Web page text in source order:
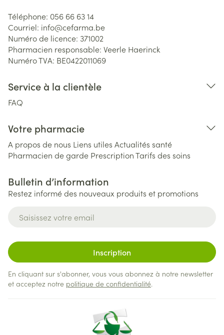
Téléphone: 056 66 63 14
Courriel: info@cefarma.be
Numéro de licence: 371002
Pharmacien responsable: Veerle Haerinck
Numéro TVA: BE0422011069
Service à la clientèle
FAQ
Votre pharmacie
A propos de nous Liens utiles Actualités santé
Pharmacien de garde PrescriptionTarifs des soins
Bulletin d’information
Restez informé des nouveaux produits et promotions
Inscription
En cliquant sur s'abonner, vous vous abonnez à notre newsletter
et acceptez notre politique de confidentialité.